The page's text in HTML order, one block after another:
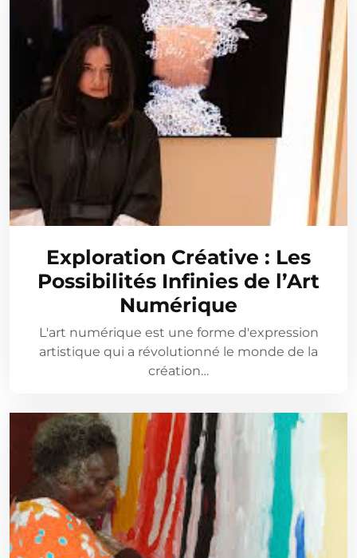
Exploration Créative : Les
Possibilités Infinies de l’Art
Numérique
L'art numérique est une forme d'expression
artistique qui a révolutionné le monde de la
création…